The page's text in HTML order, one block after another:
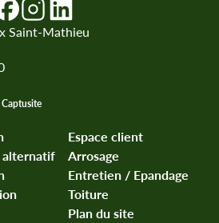
Saint-Mathieu
Espace client
alternatif
Arrosage
Entretien / Epandage
Toiture
Plan du site